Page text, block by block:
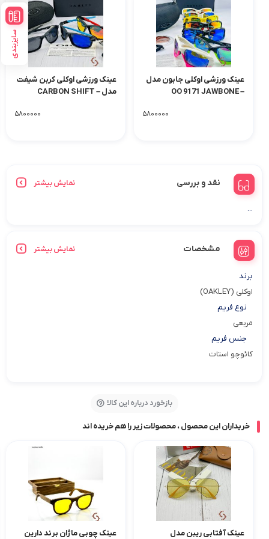
سایزبندی
عینک ورزشی اوکلی جابون مدل
OO 9171 JAWBONE –
۵۸۰۰۰۰۰
عینک ورزشی اوکلی کربن شیفت
مدل CARBON SHIFT –
۵۸۰۰۰۰۰
نقد و بررسی نمایش بیشتر
...
مشخصات نمایش بیشتر
برند
اوکلی (OAKLEY)
نوع فریم
مربعی
جنس فریم
کائوچو استات
بازخورد درباره این کالا
خریداران این محصول ، محصولات زیر را هم خریده اند
عینک آفتابی ریبن مدل
عینک چوبی ماژان برند دارین